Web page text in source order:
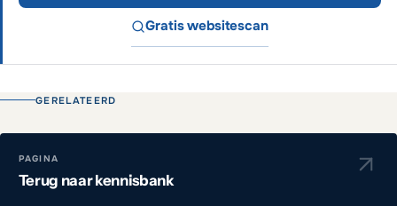
Gratis websitescan
GERELATEERD
PAGINA
Terug naar kennisbank